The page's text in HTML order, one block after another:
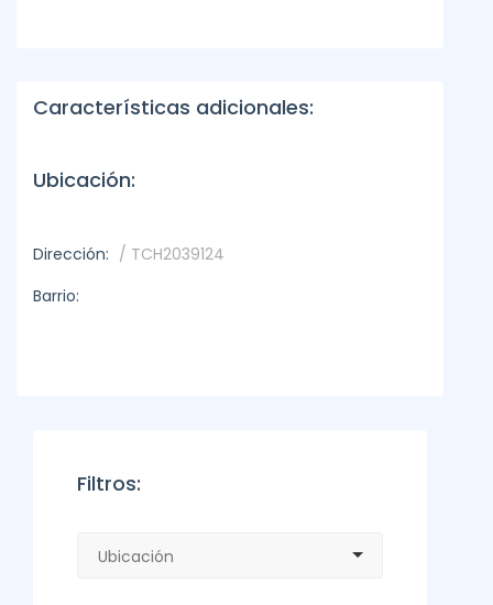
Características adicionales:
Ubicación:
Dirección: / TCH2039124
Barrio:
Filtros: